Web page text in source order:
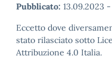
Pubblicato: 13.09.2023 -
Eccetto dove
stato rilasciato sotto
Attribuzione 4.0 Italia.